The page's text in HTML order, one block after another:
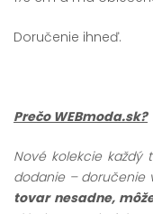
Doručenie ihneď.
Prečo WEBmoda.sk?
Nové kolekcie každý
dodanie – doručenie
tovar nesadne,